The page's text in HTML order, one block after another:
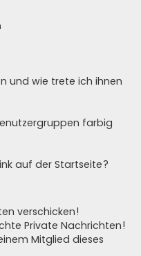
und wie trete ich ihnen
farbig
auf der Startseite?
verschicken!
Private Nachrichten!
Mitglied dieses